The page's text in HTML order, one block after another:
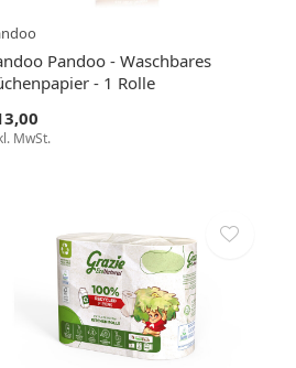
Pandoo - Waschbares
- 1 Rolle
MwSt.